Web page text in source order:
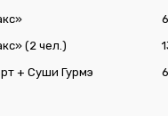
(2 чел.)
+ Суши Гурмэ